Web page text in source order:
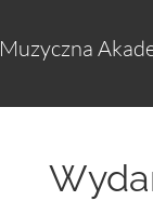
Muzyczna